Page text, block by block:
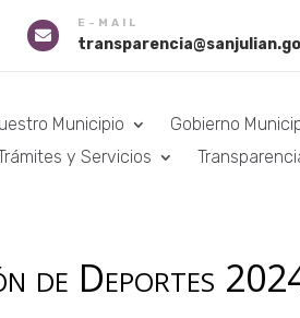

E-MAIL
Municipio
Gobierno
y Servicios
de Deportes